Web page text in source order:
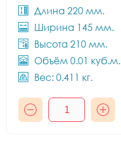
Длина 220 мм.
Ширина 145 мм.
Высота 210 мм.
Объём 0.01 куб.м.
Вес: 0.411 кг.